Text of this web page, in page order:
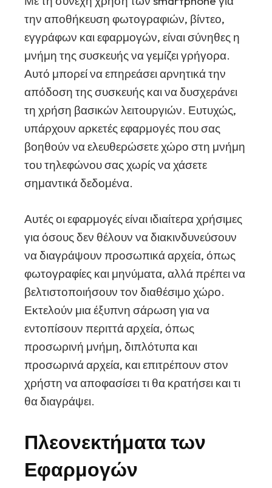
την αποθήκευση φωτογραφιών, βίντεο,
εγγράφων και εφαρμογών, είναι σύνηθες η
μνήμη της συσκευής να γεμίζει γρήγορα.
Αυτό μπορεί να επηρεάσει αρνητικά την
απόδοση της συσκευής και να δυσχεράνει
τη χρήση βασικών λειτουργιών. Ευτυχώς,
υπάρχουν αρκετές εφαρμογές που σας
βοηθούν να ελευθερώσετε χώρο στη μνήμη
του τηλεφώνου σας χωρίς να χάσετε
σημαντικά δεδομένα.
Αυτές οι εφαρμογές είναι ιδιαίτερα χρήσιμες
για όσους δεν θέλουν να διακινδυνεύσουν
να διαγράψουν προσωπικά αρχεία, όπως
φωτογραφίες και μηνύματα, αλλά πρέπει να
βελτιστοποιήσουν τον διαθέσιμο χώρο.
Εκτελούν μια έξυπνη σάρωση για να
εντοπίσουν περιττά αρχεία, όπως
προσωρινή μνήμη, διπλότυπα και
προσωρινά αρχεία, και επιτρέπουν στον
χρήστη να αποφασίσει τι θα κρατήσει και τι
θα διαγράψει.
Πλεονεκτήματα των
Εφαρμογών